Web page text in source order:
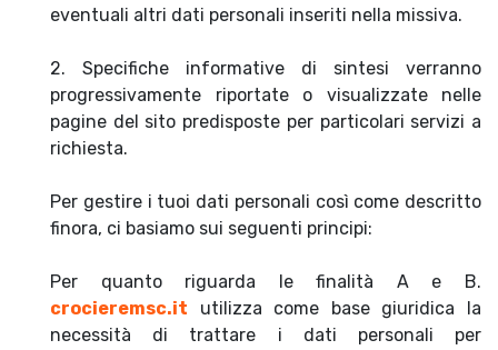
eventuali altri dati personali inseriti nella missiva.
2. Specifiche informative di sintesi verranno
progressivamente riportate o visualizzate nelle
pagine del sito predisposte per particolari servizi a
richiesta.
Per gestire i tuoi dati personali così come descritto
finora, ci basiamo sui seguenti principi:
Per quanto riguarda le finalità A e B.
crocieremsc.it utilizza come base giuridica la
necessità di trattare i dati personali per